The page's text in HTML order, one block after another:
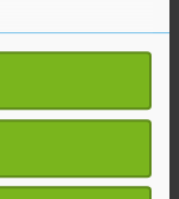
kan zijn
actief te
(fingerprinting)
hij zijn
van de